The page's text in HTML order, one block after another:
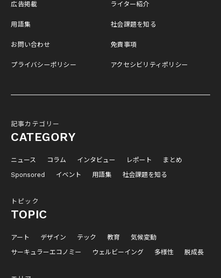
広告掲載
用語集
お問い合わせ
プライバシーポリシー
ライター紹介
社会課題を知る
免責事項
アクセシビリティポリシー
記事カテゴリー
CATEGORY
ニュース コラム インタビュー レポート
まとめ
Sponsored
イベント 用語集 社会課題を知る
トピック
TOPIC
アート デザイン テック 教育
気候変動
サーキュラーエコノミー
ウェルビーイング 多様性 脱成長